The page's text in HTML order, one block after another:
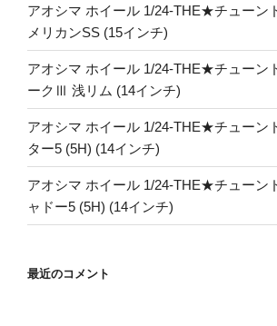
アオシマ ホイール 1/24-THE★チューン
メリカンSS (15インチ)
アオシマ ホイール 1/24-THE★チューン
ークⅢ 浅リム (14インチ)
アオシマ ホイール 1/24-THE★チューン
ター5 (5H) (14インチ)
アオシマ ホイール 1/24-THE★チューン
ャドー5 (5H) (14インチ)
最近のコメント